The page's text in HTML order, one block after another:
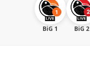
BiG 1 BiG 2